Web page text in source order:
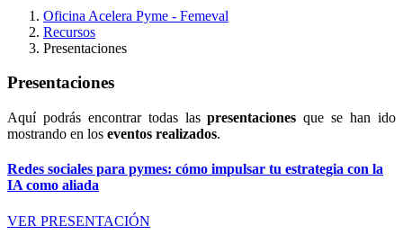
Oficina Acelera Pyme - Femeval
Recursos
Presentaciones
Presentaciones
Aquí podrás encontrar todas laspresentaciones que se han ido
mostrando en los eventos realizados.
Redes sociales para pymes: cómo impulsar tu estrategia con la
IA como aliada
VER PRESENTACIÓN